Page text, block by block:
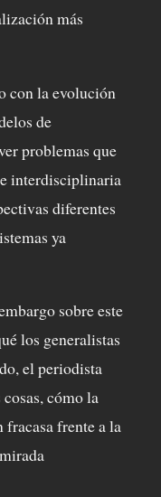
más
con la evolución
de
problemas que
interdisciplinaria
diferentes
ya
sobre este
los generalistas
el periodista
cómo la
frente a la